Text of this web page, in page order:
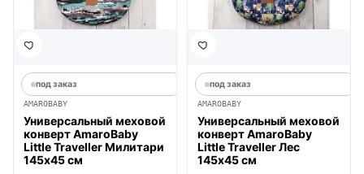
под заказ
AMAROBABY
Универсальный меховой
конверт AmaroBaby
Little Traveller Милитари
145х45 см
под заказ
AMAROBABY
Универсальный меховой
конверт AmaroBaby
Little Traveller Лес
145х45 см